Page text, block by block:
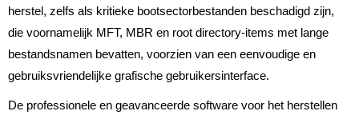
herstel, zelfs als kritieke bootsectorbestanden beschadigd zijn,
die voornamelijk MFT, MBR en root directory-items met lange
bestandsnamen bevatten, voorzien van een eenvoudige en
gebruiksvriendelijke grafische gebruikersinterface.
De professionele en geavanceerde software voor het herstellen